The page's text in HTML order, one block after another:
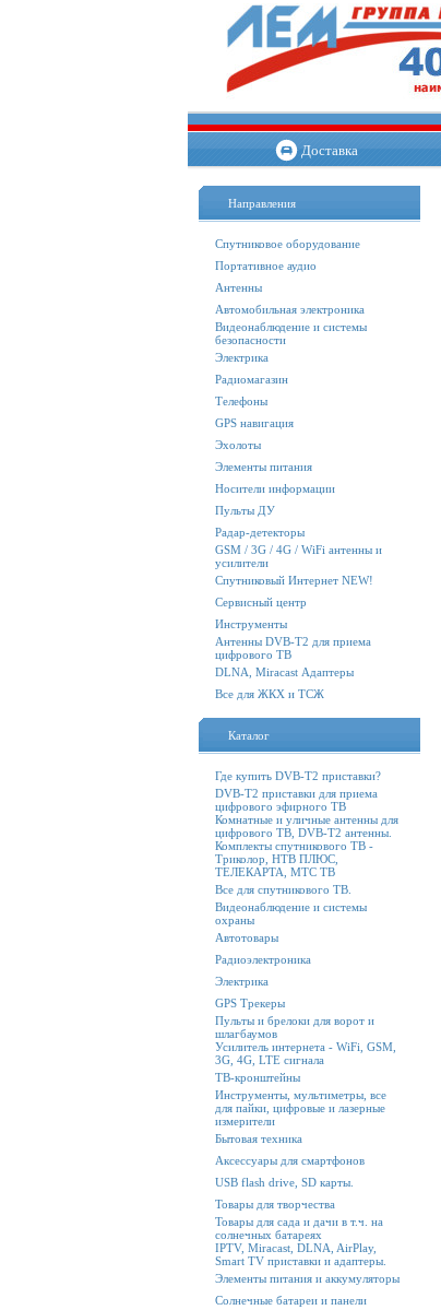
Доставка
Направления
Спутниковое оборудование
Портативное аудио
Антенны
Автомобильная электроника
Видеонаблюдение и системы
безопасности
Электрика
Радиомагазин
Телефоны
GPS навигация
Эхолоты
Элементы питания
Носители информации
Пульты ДУ
Радар-детекторы
GSM / 3G / 4G / WiFi антенны и
усилители
Спутниковый Интернет NEW!
Сервисный центр
Инструменты
Антенны DVB-T2 для приема
цифрового ТВ
DLNA, Miracast Адаптеры
Все для ЖКХ и ТСЖ
Каталог
Где купить DVB-T2 приставки?
DVB-T2 приставки для приема
цифрового эфирного ТВ
Комнатные и уличные антенны для
цифрового ТВ, DVB-T2 антенны.
Комплекты спутникового ТВ -
Триколор, НТВ ПЛЮС,
ТЕЛЕКАРТА, МТС ТВ
Все для спутникового ТВ.
Видеонаблюдение и системы
охраны
Автотовары
Радиоэлектроника
Электрика
GPS Трекеры
Пульты и брелоки для ворот и
шлагбаумов
Усилитель интернета - WiFi, GSM,
3G, 4G, LTE сигнала
ТВ-кронштейны
Инструменты, мультиметры, все
для пайки, цифровые и лазерные
измерители
Бытовая техника
Аксессуары для смартфонов
USB flash drive, SD карты.
Товары для творчества
Товары для сада и дачи в т.ч. на
солнечных батареях
IPTV, Miracast, DLNA, AirPlay,
Smart TV приставки и адаптеры.
Элементы питания и аккумуляторы
Солнечные батареи и панели